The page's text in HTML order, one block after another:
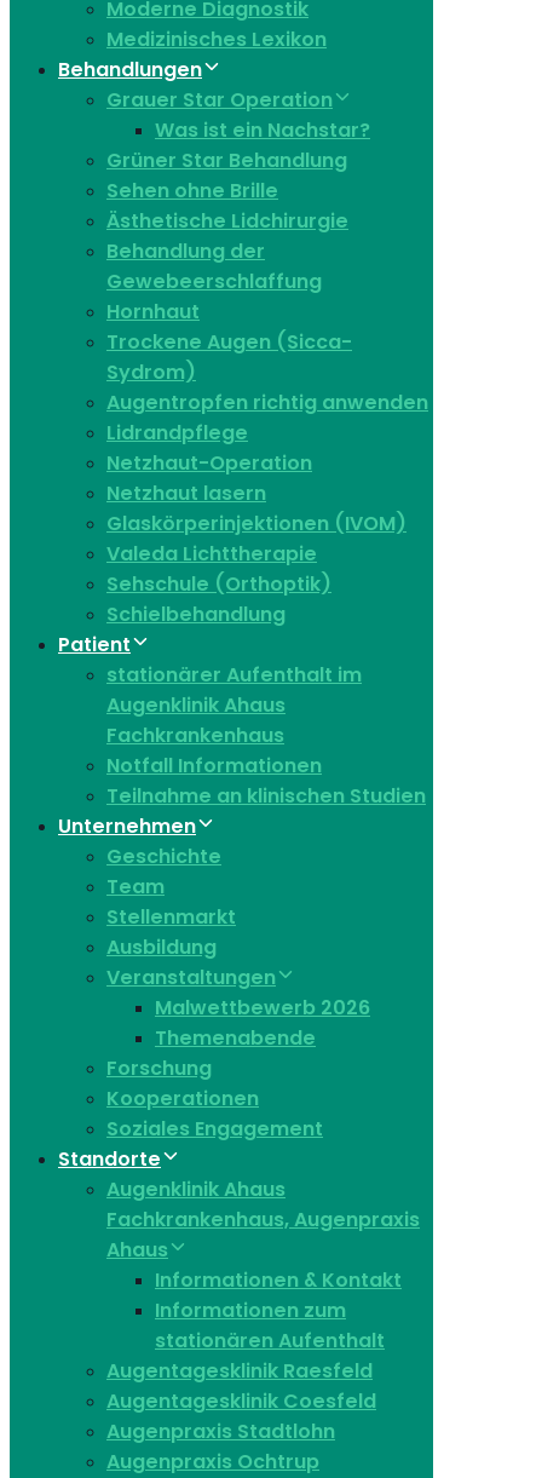
Moderne Diagnostik
Medizinisches Lexikon
Behandlungen
Grauer Star Operation
Was ist ein Nachstar?
Grüner Star Behandlung
Sehen ohne Brille
Ästhetische Lidchirurgie
Behandlung der
Gewebeerschlaffung
Hornhaut
Trockene Augen (Sicca-
Sydrom)
Augentropfen richtig anwenden
Lidrandpflege
Netzhaut-Operation
Netzhaut lasern
Glaskörperinjektionen (IVOM)
Valeda Lichttherapie
Sehschule (Orthoptik)
Schielbehandlung
Patient
stationärer Aufenthalt im
Augenklinik Ahaus
Fachkrankenhaus
Notfall Informationen
Teilnahme an klinischen Studien
Unternehmen
Geschichte
Team
Stellenmarkt
Ausbildung
Veranstaltungen
Malwettbewerb 2026
Themenabende
Forschung
Kooperationen
Soziales Engagement
Standorte
Augenklinik Ahaus
Fachkrankenhaus, Augenpraxis
Ahaus
Informationen & Kontakt
Informationen zum
stationären Aufenthalt
Augentagesklinik Raesfeld
Augentagesklinik Coesfeld
Augenpraxis Stadtlohn
Augenpraxis Ochtrup